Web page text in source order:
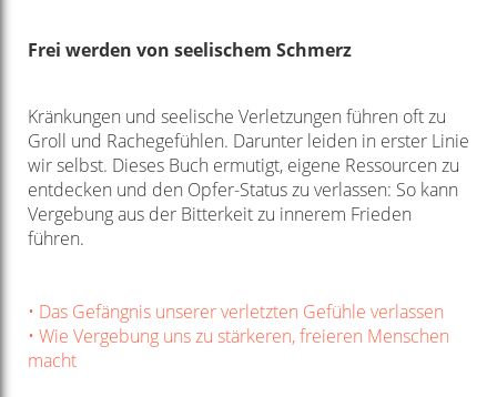
Frei werden von seelischem Schmerz
Kränkungen und seelische Verletzungen führen oft zu
Groll und Rachegefühlen. Darunter leiden in erster Linie
wir selbst. Dieses Buch ermutigt, eigene Ressourcen zu
entdecken und den Opfer-Status zu verlassen: So kann
Vergebung aus der Bitterkeit zu innerem Frieden
führen.
• Das Gefängnis unserer verletzten Gefühle verlassen
• Wie Vergebung uns zu stärkeren, freieren Menschen
macht